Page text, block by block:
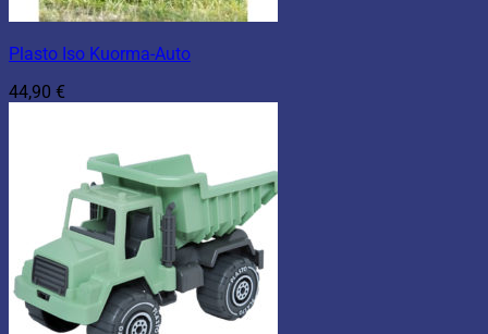
Plasto Iso Kuorma-Auto
44,90 €